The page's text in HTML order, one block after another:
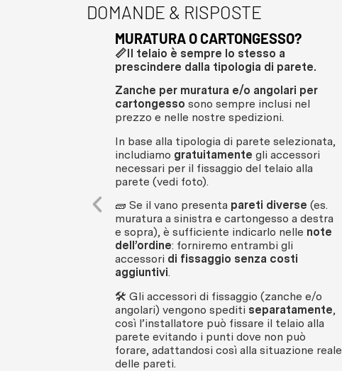
DOMANDE & RISPOSTE
MURATURA O CARTONGESSO?
📏Il telaio è sempre lo stesso a
prescindere dalla tipologia di parete.
Zanche per muratura e/o angolari per
cartongesso sono sempre inclusi nel
prezzo e nelle nostre spedizioni.
In base alla tipologia di parete selezionata,
includiamo gratuitamente gli accessori
necessari per il fissaggio del telaio alla
parete (vedi foto).
🧱 Se il vano presenta pareti diverse (es.
muratura a sinistra e cartongesso a destra
e sopra), è sufficiente indicarlo nelle note
dell’ordine: forniremo entrambi gli
accessori di fissaggio senza costi
aggiuntivi.
🛠 Gli accessori di fissaggio (zanche e/o
angolari) vengono spediti separatamente,
così l’installatore può fissare il telaio alla
parete evitando i punti dove non può
forare, adattandosi così alla situazione reale
delle pareti.